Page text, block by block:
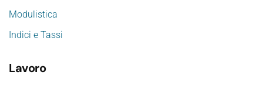
Modulistica
Indici e Tassi
Lavoro